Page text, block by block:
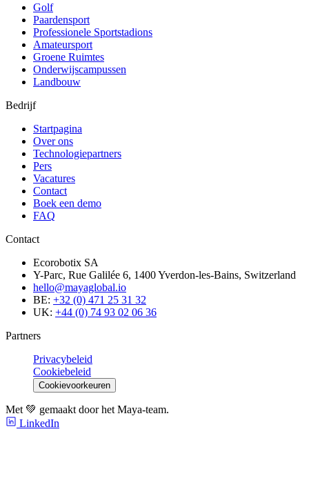
Golf
Paardensport
Professionele Sportstadions
Amateursport
Groene Ruimtes
Onderwijscampussen
Landbouw
Bedrijf
Startpagina
Over ons
Technologiepartners
Pers
Vacatures
Contact
Boek een demo
FAQ
Contact
Ecorobotix SA
Y-Parc, Rue Galilée 6, 1400 Yverdon-les-Bains, Switzerland
hello@mayaglobal.io
BE: +32 (0) 471 25 31 32
UK: +44 (0) 74 93 02 06 36
Partners
Privacybeleid
Cookiebeleid
Cookievoorkeuren
Met 💚 gemaakt door het Maya-team.
LinkedIn